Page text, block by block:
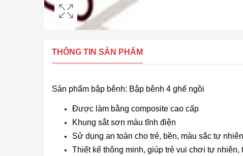
THÔNG TIN SẢN PHẨM
Sản phẩm bập bênh: Bập bênh 4 ghế ngồi
Được làm bằng composite cao cấp
Khung sắt sơn màu tĩnh điện
Sử dụng an toàn cho trẻ, bền, màu sắc tự nhiên
Thiết kế thông minh, giúp trẻ vui chơi tự